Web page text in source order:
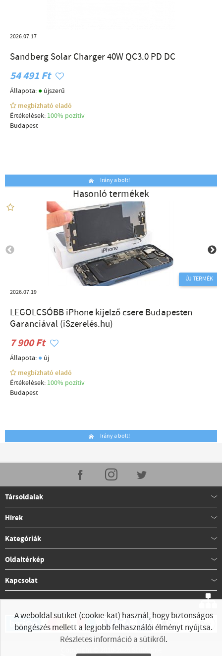
2026.07.17
Sandberg Solar Charger 40W QC3.0 PD DC
54 491 Ft
Állapota: ● újszerű
megbízható eladó
Értékelések: 100% pozítiv
Budapest
Irány a bolt!
Hasonló termékek
ÚJ TERMÉK
2026.07.19
LEGOLCSÓBB iPhone kijelző csere Budapesten
Garanciával (iSzerelés.hu)
7 900 Ft
Állapota: ● új
megbízható eladó
Értékelések: 100% pozítiv
Budapest
Irány a bolt!
Társoldalak
Hírek
Kategóriák
Oldaltérkép
Kapcsolat
A weboldal sütiket (cookie-kat) használ, hogy biztonságos
böngészés mellett a legjobb felhasználói élményt nyújtsa.
Részletes információ a sütikről.